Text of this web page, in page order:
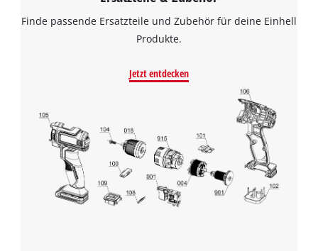
Finde passende Ersatzteile und Zubehör für deine Einhell
Produkte.
Jetzt entdecken